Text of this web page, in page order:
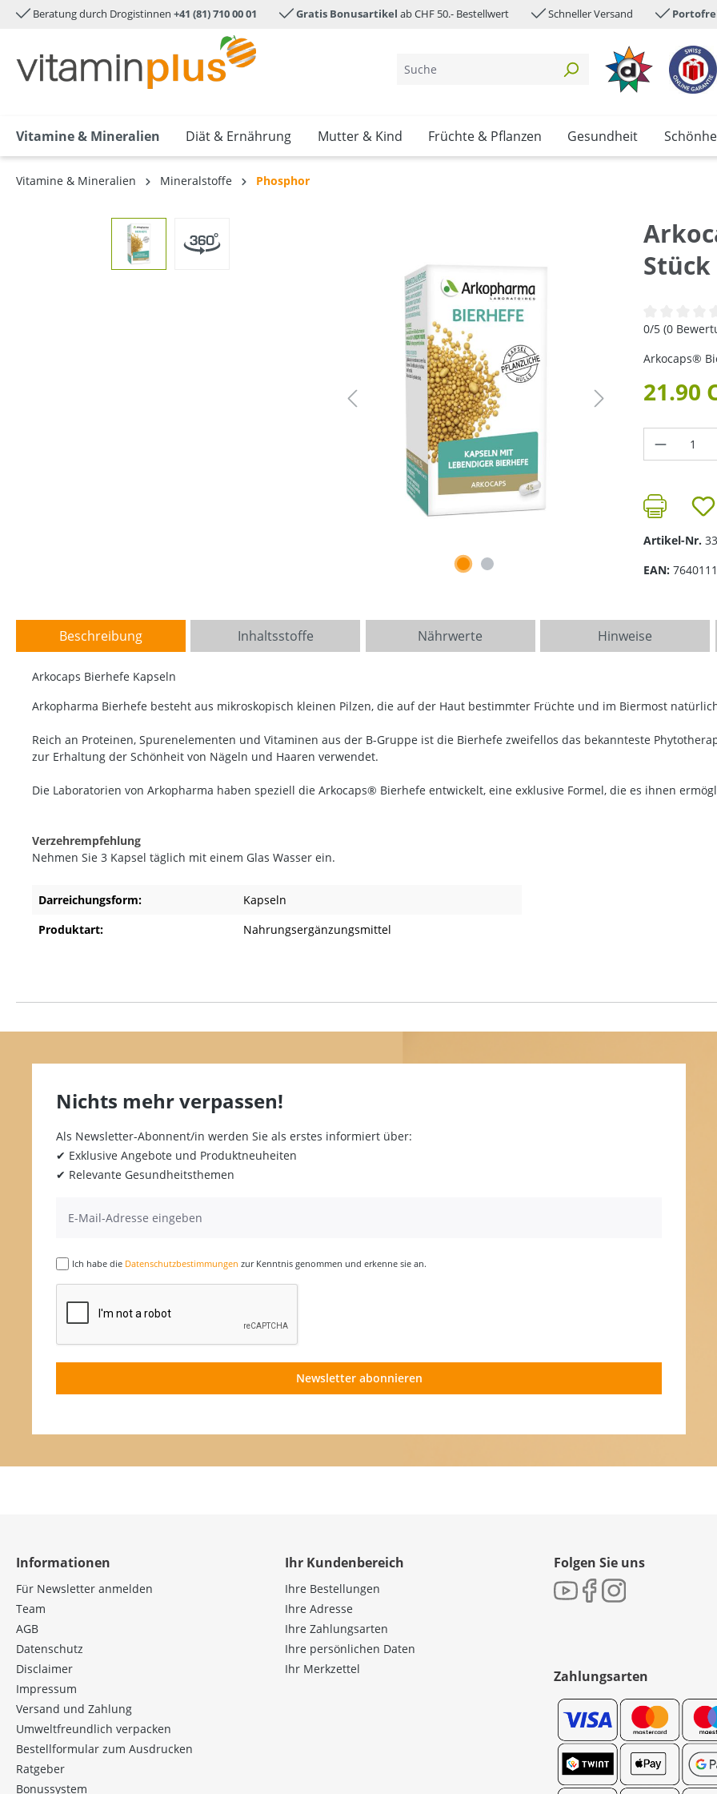
springen Zur Hauptnavigation springen
Beratung durch Drogistinnen +41 (81) 710 00 01 Gratis Bonusartikel ab CHF 50.- Bestellwert Schneller Versand
Vitamine & Mineralien Diät & Ernährung Mutter & Kind Früchte & Pflanzen Gesundheit
Vitamine & Mineralien Mineralstoffe Phosphor
Stück
0/5 (0
Arkocaps®
21.90
Artikel-Nr.
EAN:
Beschreibung Inhaltsstoffe Nährwerte Hinweise
Arkocaps Bierhefe Kapseln
Arkopharma Bierhefe besteht aus mikroskopisch kleinen Pilzen, die auf der Haut bestimmter Früchte und im Biermost
Reich an Proteinen, Spurenelementen und Vitaminen aus der B-Gruppe ist die Bierhefe zweifellos das bekannteste
zur Erhaltung der Schönheit von Nägeln und Haaren verwendet.
Die Laboratorien von Arkopharma haben speziell die Arkocaps® Bierhefe entwickelt, eine exklusive Formel, die es ihnen
Verzehrempfehlung
Nehmen Sie 3 Kapsel täglich mit einem Glas Wasser ein.
Darreichungsform:
Kapseln
Produktart:
Nahrungsergänzungsmittel
Nichts mehr verpassen!
Als Newsletter-Abonnent/in werden Sie als erstes informiert über:
✔ Exklusive Angebote und Produktneuheiten
✔ Relevante Gesundheitsthemen
Ich habe die Datenschutzbestimmungen zur Kenntnis genommen und erkenne sie an.
Newsletter abonnieren
Informationen
Für Newsletter anmelden
Team
AGB
Datenschutz
Disclaimer
Impressum
Versand und Zahlung
Umweltfreundlich verpacken
Bestellformular zum Ausdrucken
Ratgeber
Bonussystem
Ihr Kundenbereich
Ihre Bestellungen
Ihre Adresse
Ihre Zahlungsarten
Ihre persönlichen Daten
Ihr Merkzettel
Folgen Sie uns
Zahlungsarten